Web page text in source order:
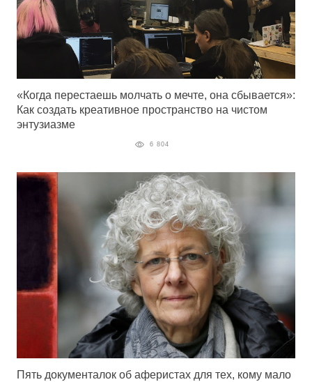
«Когда перестаешь молчать о мечте, она сбывается»:
Как создать креативное пространство на чистом
энтузиазме
6 804
Пять документалок об аферистах для тех, кому мало